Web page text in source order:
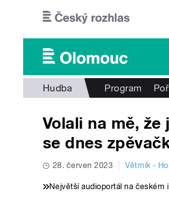
Hudba Program
Volali na mě,
se dnes
28. červen 2023 Větrník -
Největší audioportál na českém